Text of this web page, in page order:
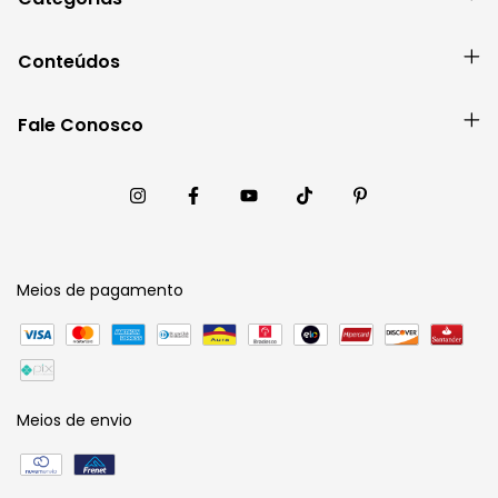
Conteúdos
Fale Conosco
Meios de pagamento
Meios de envio